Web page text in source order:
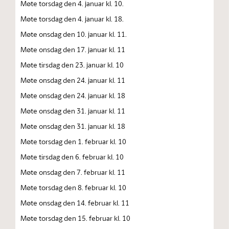
Møte torsdag den 4. januar kl. 10.
Møte torsdag den 4. januar kl. 18.
Møte onsdag den 10. januar kl. 11.
Møte onsdag den 17. januar kl. 11
Møte tirsdag den 23. januar kl. 10
Møte onsdag den 24. januar kl. 11
Møte onsdag den 24. januar kl. 18
Møte onsdag den 31. januar kl. 11
Møte onsdag den 31. januar kl. 18
Møte torsdag den 1. februar kl. 10
Møte tirsdag den 6. februar kl. 10
Møte onsdag den 7. februar kl. 11
Møte torsdag den 8. februar kl. 10
Møte onsdag den 14. februar kl. 11
Møte torsdag den 15. februar kl. 10